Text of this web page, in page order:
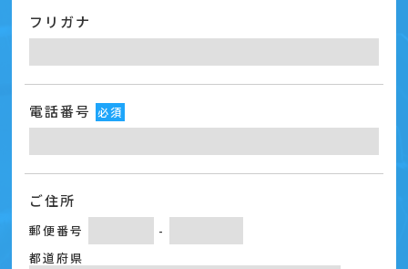
フリガナ
電話番号 必須
ご住所
郵便番号
-
都道府県